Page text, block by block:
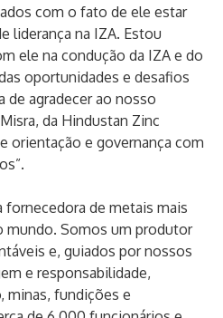
com o fato de ele estar
liderança na IZA. Estou
ele na condução da IZA e do
oportunidades e desafios
de agradecer ao nosso
da Hindustan Zinc
orientação e governança com
fornecedora de metais mais
mundo. Somos um produtor
e, guiados por nossos
e responsabilidade,
minas, fundições e